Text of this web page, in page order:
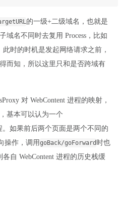
的一级+二级域名，也就是
域名不同时去复用 Process，比如
此时的时机是发起网络请求之前，
而知，所以这里只和是否跨域有
对 WebContent 进程的映射，
基本可以认为一个
。如果前后两个页面是两个不同的
操作，调用goBack/goForward 时也
自 WebContent 进程的历史栈缓